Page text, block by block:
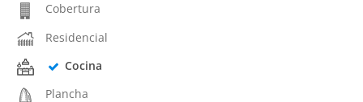
Cobertura
Residencial
Cocina
Plancha